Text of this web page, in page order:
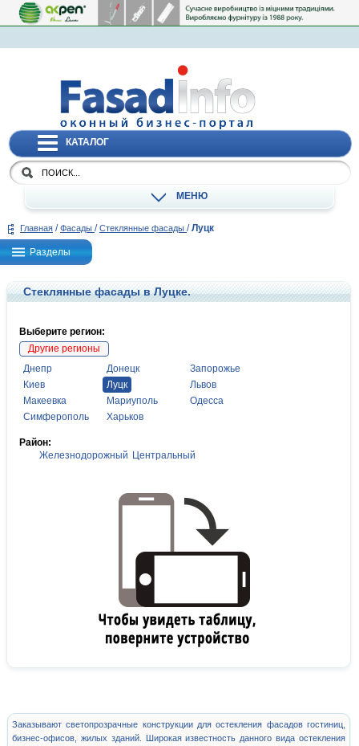
КАТАЛОГ
МЕНЮ
Главная / Фасады / Стеклянные фасады / Луцк
Разделы
Стеклянные фасады в Луцке.
Выберите регион:
Другие регионы
Днепр
Донецк
Запорожье
Киев
Луцк
Львов
Макеевка
Мариуполь
Одесса
Симферополь
Харьков
Район:
Железнодорожный Центральный
Заказывают светопрозрачные конструкции для остекления фасадов гостиниц,
бизнес-офисов, жилых зданий. Широкая известность данного вида остекления